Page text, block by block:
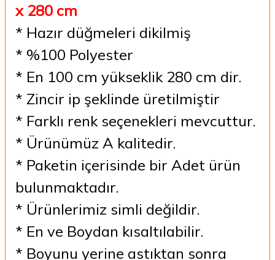
x 280 cm
* Hazır düğmeleri dikilmiş
* %100 Polyester
* En 100 cm yükseklik 280 cm dir.
* Zincir ip şeklinde üretilmiştir
* Farklı renk seçenekleri mevcuttur.
* Ürünümüz A kalitedir.
* Paketin içerisinde bir Adet ürün
bulunmaktadır.
* Ürünlerimiz simli değildir.
* En ve Boydan kısaltılabilir.
* Boyunu yerine astıktan sonra